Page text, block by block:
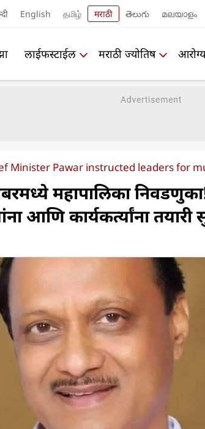
English தமிழ் मराठी తెలుగు മലയാളം
लाईफस्टाईल मराठी ज्योतिष आरोग्य
Minister Pawar instructed leaders for
महापालिका
आणि कार्यकर्त्यांना